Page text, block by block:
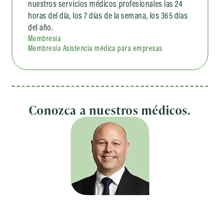
nuestros servicios médicos profesionales las 24
horas del día, los 7 días de la semana, los 365 días
del año.
Membresia
Membresía Asistencia médica para empresas
Conozca a nuestros médicos.